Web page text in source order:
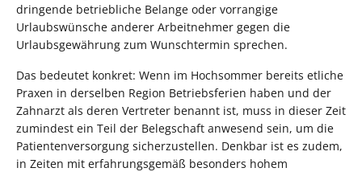
dringende betriebliche Belange oder vorrangige
Urlaubswünsche anderer Arbeitnehmer gegen die
Urlaubsgewährung zum Wunschtermin sprechen.
Das bedeutet konkret: Wenn im Hochsommer bereits etliche
Praxen in derselben Region Betriebsferien haben und der
Zahnarzt als deren Vertreter benannt ist, muss in dieser Zeit
zumindest ein Teil der Belegschaft anwesend sein, um die
Patientenversorgung sicherzustellen. Denkbar ist es zudem,
in Zeiten mit erfahrungsgemäß besonders hohem